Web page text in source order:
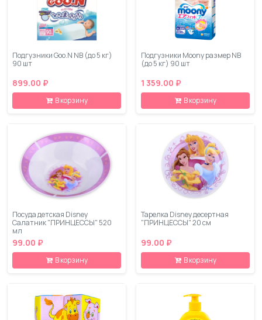
Подгузники Goo.N NB (до 5 кг)
90 шт
899.00 ₽
В корзину
Подгузники Moony размер NB
(до 5 кг) 90 шт
1 359.00 ₽
В корзину
Посуда детская Disney
Салатник "ПРИНЦЕССЫ" 520
мл
99.00 ₽
В корзину
Тарелка Disney десертная
"ПРИНЦЕССЫ" 20 см
99.00 ₽
В корзину